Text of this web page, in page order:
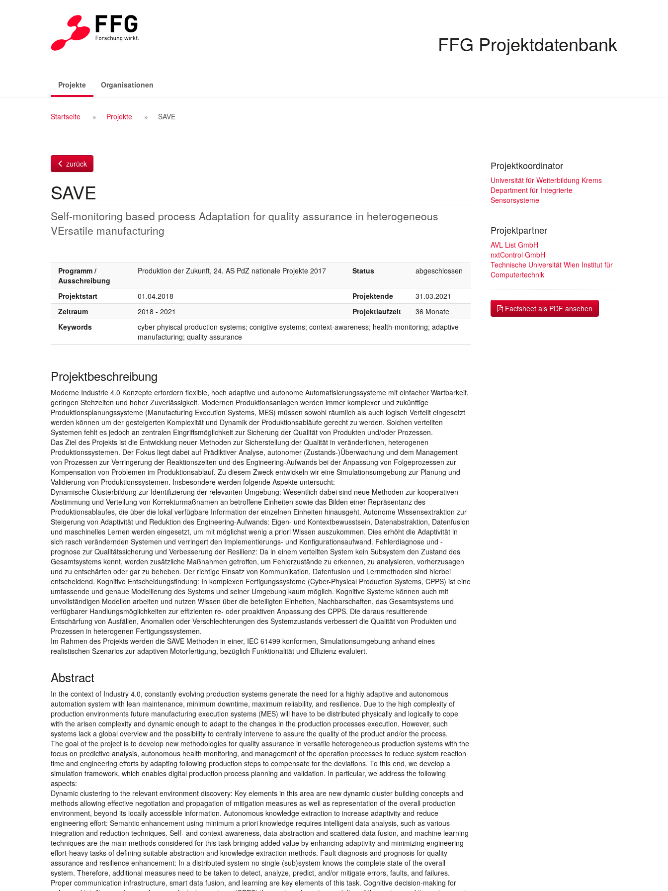
FFG Projektdatenbank
Projekte(aktiv)Organisationen
Breadcrumb
Startseite Projekte SAVE
zurück
SAVE
Self-monitoring based process Adaptation for quality assurance in heterogeneous
VErsatile manufacturing
Programm /
Ausschreibung
Produktion der Zukunft, 24. AS PdZ nationale Projekte 2017 Status abgeschlossen
Projektstart 01.04.2018 Projektende
31.03.2021
Zeitraum
2018 - 2021 Projektlaufzeit
36 Monate
Keywords
cyber phyiscal production systems; conigtive systems; context-awareness; health-monitoring; adaptive
manufacturing; quality assurance
Projektbeschreibung
Moderne Industrie 4.0 Konzepte erfordern flexible, hoch adaptive und autonome Automatisierungssysteme mit einfacher Wartbarkeit,
geringen Stehzeiten und hoher Zuverlässigkeit. Modernen Produktionsanlagen werden immer komplexer und zukünftige
Produktionsplanungssysteme (Manufacturing Execution Systems, MES) müssen sowohl räumlich als auch logisch Verteilt eingesetzt
werden können um der gesteigerten Komplexität und Dynamik der Produktionsabläufe gerecht zu werden. Solchen verteilten
Systemen fehlt es jedoch an zentralen Eingriffsmöglichkeit zur Sicherung der Qualität von Produkten und/oder Prozessen.
Das Ziel des Projekts ist die Entwicklung neuer Methoden zur Sicherstellung der Qualität in veränderlichen, heterogenen
Produktionssystemen. Der Fokus liegt dabei auf Prädiktiver Analyse, autonomer (Zustands-)Überwachung und dem Management
von Prozessen zur Verringerung der Reaktionszeiten und des Engineering-Aufwands bei der Anpassung von Folgeprozessen zur
Kompensation von Problemen im Produktionsablauf. Zu diesem Zweck entwickeln wir eine Simulationsumgebung zur Planung und
Validierung von Produktionssystemen. Insbesondere werden folgende Aspekte untersucht:
Dynamische Clusterbildung zur Identifizierung der relevanten Umgebung: Wesentlich dabei sind neue Methoden zur kooperativen
Abstimmung und Verteilung von Korrekturmaßnamen an betroffene Einheiten sowie das Bilden einer Repräsentanz des
Produktionsablaufes, die über die lokal verfügbare Information der einzelnen Einheiten hinausgeht. Autonome Wissensextraktion zur
Steigerung von Adaptivität und Reduktion des Engineering-Aufwands: Eigen- und Kontextbewusstsein, Datenabstraktion, Datenfusion
und maschinelles Lernen werden eingesetzt, um mit möglichst wenig a priori Wissen auszukommen. Dies erhöht die Adaptivität in
sich rasch verändernden Systemen und verringert den Implementierungs- und Konfigurationsaufwand. Fehlerdiagnose und -
prognose zur Qualitätssicherung und Verbesserung der Resilienz: Da in einem verteilten System kein Subsystem den Zustand des
Gesamtsystems kennt, werden zusätzliche Maßnahmen getroffen, um Fehlerzustände zu erkennen, zu analysieren, vorherzusagen
und zu entschärfen oder gar zu beheben. Der richtige Einsatz von Kommunikation, Datenfusion und Lernmethoden sind hierbei
entscheidend. Kognitive Entscheidungsfindung: In komplexen Fertigungssysteme (Cyber-Physical Production Systems, CPPS) ist eine
umfassende und genaue Modellierung des Systems und seiner Umgebung kaum möglich. Kognitive Systeme können auch mit
unvollständigen Modellen arbeiten und nutzen Wissen über die beteiligten Einheiten, Nachbarschaften, das Gesamtsystems und
verfügbarer Handlungsmöglichkeiten zur effizienten re- oder proaktiven Anpassung des CPPS. Die daraus resultierende
Entschärfung von Ausfällen, Anomalien oder Verschlechterungen des Systemzustands verbessert die Qualität von Produkten und
Prozessen in heterogenen Fertigungssystemen.
Im Rahmen des Projekts werden die SAVE Methoden in einer, IEC 61499 konformen, Simulationsumgebung anhand eines
realistischen Szenarios zur adaptiven Motorfertigung, bezüglich Funktionalität und Effizienz evaluiert.
Abstract
In the context of Industry 4.0, constantly evolving production systems generate the need for a highly adaptive and autonomous
automation system with lean maintenance, minimum downtime, maximum reliability, and resilience. Due to the high complexity of
production environments future manufacturing execution systems (MES) will have to be distributed physically and logically to cope
with the arisen complexity and dynamic enough to adapt to the changes in the production processes execution. However, such
systems lack a global overview and the possibility to centrally intervene to assure the quality of the product and/or the process.
The goal of the project is to develop new methodologies for quality assurance in versatile heterogeneous production systems with the
focus on predictive analysis, autonomous health monitoring, and management of the operation processes to reduce system reaction
time and engineering efforts by adapting following production steps to compensate for the deviations. To this end, we develop a
simulation framework, which enables digital production process planning and validation. In particular, we address the following
aspects:
Dynamic clustering to the relevant environment discovery: Key elements in this area are new dynamic cluster building concepts and
methods allowing effective negotiation and propagation of mitigation measures as well as representation of the overall production
environment, beyond its locally accessible information. Autonomous knowledge extraction to increase adaptivity and reduce
engineering effort: Semantic enhancement using minimum a priori knowledge requires intelligent data analysis, such as various
integration and reduction techniques. Self- and context-awareness, data abstraction and scattered-data fusion, and machine learning
techniques are the main methods considered for this task bringing added value by enhancing adaptivity and minimizing engineering-
effort-heavy tasks of defining suitable abstraction and knowledge extraction methods. Fault diagnosis and prognosis for quality
assurance and resilience enhancement: In a distributed system no single (sub)system knows the complete state of the overall
system. Therefore, additional measures need to be taken to detect, analyze, predict, and/or mitigate errors, faults, and failures.
Proper communication infrastructure, smart data fusion, and learning are key elements of this task. Cognitive decision-making for
Projektkoordinator
Universität für Weiterbildung Krems
Department für Integrierte
Sensorsysteme
Projektpartner
AVL List GmbH
nxtControl GmbH
Technische Universität Wien Institut für
Computertechnik
Factsheet als PDF ansehen